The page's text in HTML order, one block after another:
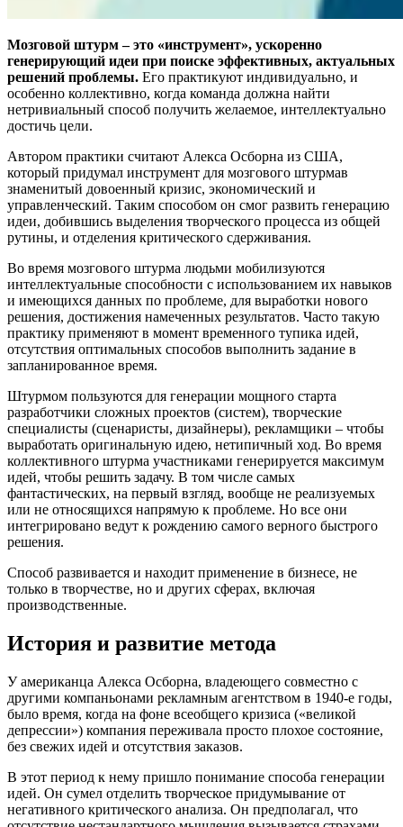
Мозговой штурм – это «инструмент», ускоренно
генерирующий идеи при поиске эффективных, актуальных
решений проблемы. Его практикуют индивидуально, и
особенно коллективно, когда команда должна найти
нетривиальный способ получить желаемое, интеллектуально
достичь цели.
Автором практики считают Алекса Осборна из США,
который придумал инструмент для мозгового штурмав
знаменитый довоенный кризис, экономический и
управленческий. Таким способом он смог развить генерацию
идеи, добившись выделения творческого процесса из общей
рутины, и отделения критического сдерживания.
Во время мозгового штурма людьми мобилизуются
интеллектуальные способности с использованием их навыков
и имеющихся данных по проблеме, для выработки нового
решения, достижения намеченных результатов. Часто такую
практику применяют в момент временного тупика идей,
отсутствия оптимальных способов выполнить задание в
запланированное время.
Штурмом пользуются для генерации мощного старта
разработчики сложных проектов (систем), творческие
специалисты (сценаристы, дизайнеры), рекламщики – чтобы
выработать оригинальную идею, нетипичный ход. Во время
коллективного штурма участниками генерируется максимум
идей, чтобы решить задачу. В том числе самых
фантастических, на первый взгляд, вообще не реализуемых
или не относящихся напрямую к проблеме. Но все они
интегрировано ведут к рождению самого верного быстрого
решения.
Способ развивается и находит применение в бизнесе, не
только в творчестве, но и других сферах, включая
производственные.
История и развитие метода
У американца Алекса Осборна, владеющего совместно с
другими компаньонами рекламным агентством в 1940-е годы,
было время, когда на фоне всеобщего кризиса («великой
депрессии») компания переживала просто плохое состояние,
без свежих идей и отсутствия заказов.
В этот период к нему пришло понимание способа генерации
идей. Он сумел отделить творческое придумывание от
негативного критического анализа. Он предполагал, что